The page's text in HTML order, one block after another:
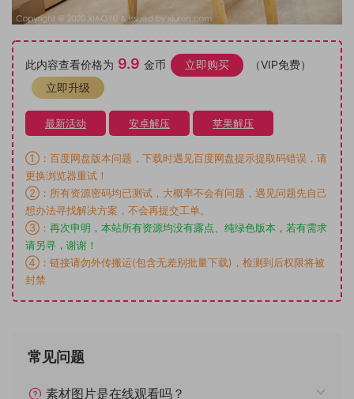
此内容查看价格为 9.9 金币 立即购买
（VIP免费）
立即升级
最新活动 安卓解压 苹果解压
①：百度网盘版本问题，下载时遇见百度网盘提示提取码错误，请
更换浏览器重试！
②：所有资源密码均已测试，大概率不会有问题，遇见问题先自己
想办法寻找解决方案，不会再提交工单。
③： 再次申明，本站所有资源均没有露点、纯绿色版本，若有需求
请另寻，谢谢！
④：链接请勿外传搬运(包含无差别批量下载)，检测到后权限将被
封禁
常见问题
素材图片是在线观看吗？